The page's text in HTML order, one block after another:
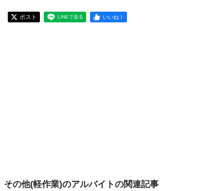
ポスト LINEで送る いいね！
その他(軽作業)のアルバイトの関連記事